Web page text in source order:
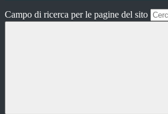
Campo di ricerca per le pagine del sito